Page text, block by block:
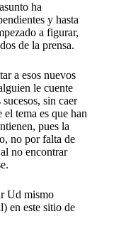
ha
y hasta
a figurar,
de la prensa.
a esos nuevos
le cuente
sin caer
tema es que han
pues la
no por falta de
no encontrar
Ud mismo
en este sitio de